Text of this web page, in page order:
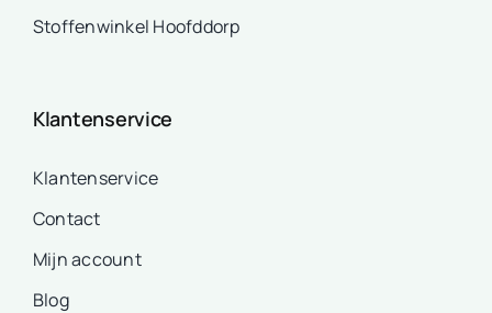
Stoffenwinkel Hoofddorp
Klantenservice
Klantenservice
Contact
Mijn account
Blog